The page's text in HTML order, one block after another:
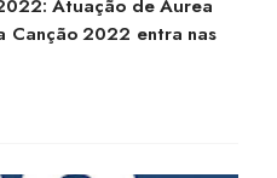
Atuação de Aurea
Canção 2022 entra nas